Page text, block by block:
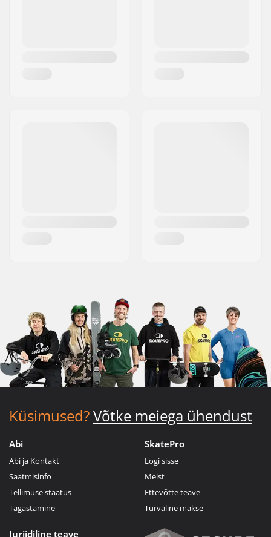
Küsimused?Võtke meiega ühendust
Abi
Abi ja Kontakt
Saatmisinfo
Tellimuse staatus
Tagastamine
SkatePro
Logi sisse
Meist
Ettevõtte teave
Turvaline makse
Juriidiline teave